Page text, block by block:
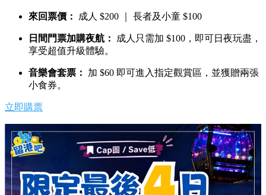
來回票價： 成人 $200 ｜ 長者及小童 $100
日間門票加購夜航：
成人只需加 $100，即可日夜玩盡，
享受超值升級體驗。
音樂會套票：
加 $60 即可進入指定觀賞區，並獲贈兩張
小食券。
立即購票